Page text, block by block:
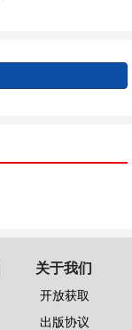
关于我们
开放获取
出版协议